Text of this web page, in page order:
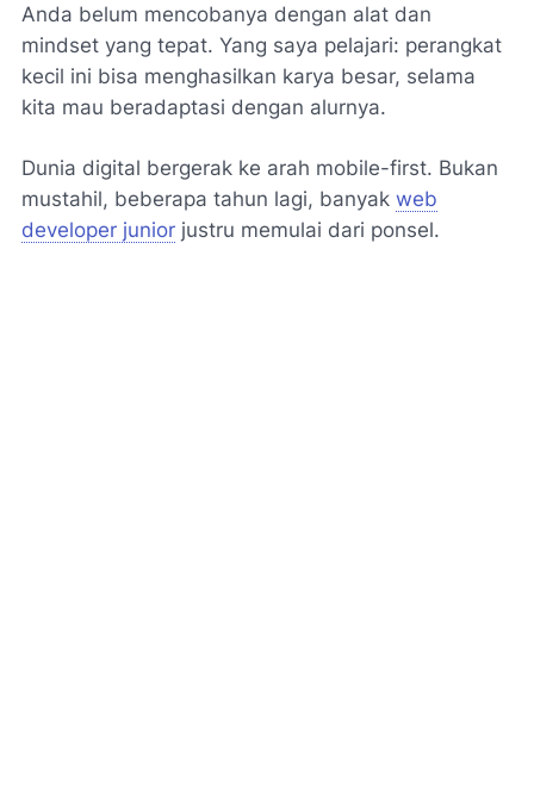
Anda belum mencobanya dengan alat dan
mindset yang tepat. Yang saya pelajari: perangkat
kecil ini bisa menghasilkan karya besar, selama
kita mau beradaptasi dengan alurnya.
Dunia digital bergerak ke arah mobile-first. Bukan
mustahil, beberapa tahun lagi, banyak web
developer junior justru memulai dari ponsel.